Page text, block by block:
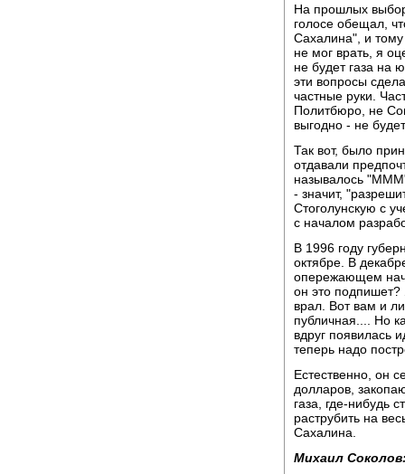
На прошлых
голосе обещал,
Сахалина", и
не мог врать, я
не будет газа на
эти вопросы
частные руки.
Политбюро, не
выгодно - не
Так вот, было
отдавали
называлось
- значит,
Стоголунскую с
с началом
В 1996 году
октябре. В
опережающем
он это подпишет?
врал. Вот вам и
публичная.... Но
вдруг появилась
теперь надо
Естественно, он
долларов,
газа, где-нибудь
раструбить на
Сахалина.
Михаил